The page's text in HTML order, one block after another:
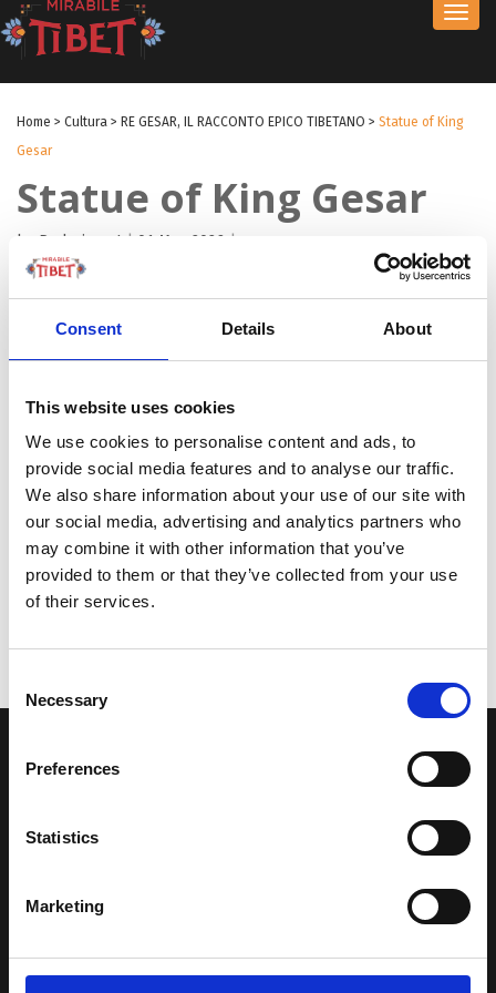
Consent Details About
This website uses cookies
We use cookies to personalise content and ads, to
provide social media features and to analyse our traffic.
We also share information about your use of our site with
our social media, advertising and analytics partners who
may combine it with other information that you’ve
provided to them or that they’ve collected from your use
of their services.
Selection
Necessary
Preferences
Statistics
Marketing
Home > Cultura > RE GESAR, IL RACCONTO EPICO TIBETANO > Statue of King
Gesar
Statue of King Gesar
by Redazione I | 01 Mag 2026 |
LA NOSTRA MISSION
Una comunità di appassionati della cultura tibetana che hanno
avuto modo di viaggiare e conoscere questa meravigliosa regione.
paesaggi e la sua gente è capace di riempire il cuore.
Attraverso i nostri contributi cercheremo agevolare la conoscenza